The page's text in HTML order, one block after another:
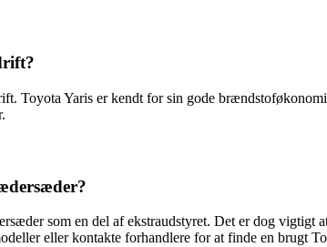
Toyota Yaris er kendt for sin gode
som en del af ekstraudstyret. Det er dog
eller kontakte forhandlere for at finde en brugt